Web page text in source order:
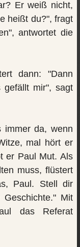
Er weiß nicht,
heißt du?", fragt
antwortet die
dann: "Dann
gefällt mir", sagt
immer da, wenn
mal hört er
er Paul Mut. Als
muss, flüstert
Paul. Stell dir
Mit
das Referat